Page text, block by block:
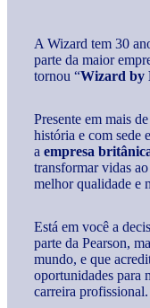
A Wizard tem 30
parte da maior
tornou “Wizard by
Presente em mais
história e com sede
a empresa
transformar vidas
melhor qualidade e
Está em você a
parte da Pearson,
mundo, e que
oportunidades para
carreira profissional.